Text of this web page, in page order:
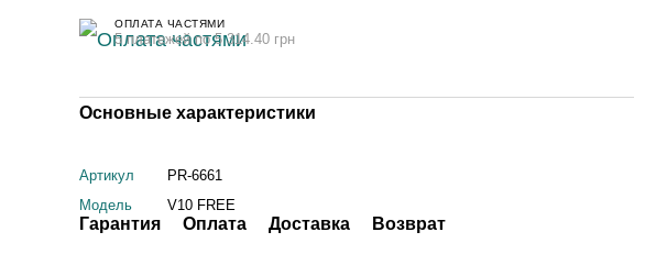
ОПЛАТА ЧАСТЯМИ
5 платежей по 5 314.40 грн
Основные характеристики
Артикул
PR-6661
Модель
V10 FREE
Гарантия Оплата Доставка Возврат